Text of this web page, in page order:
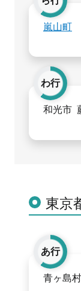
嵐山町
わ行
和光市
東京
あ行
青ヶ島村